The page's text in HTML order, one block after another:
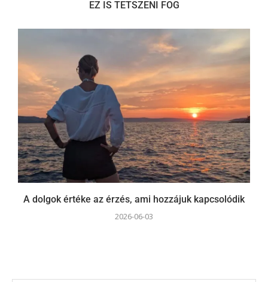
EZ IS TETSZENI FOG
A dolgok értéke az érzés, ami hozzájuk kapcsolódik
2026-06-03